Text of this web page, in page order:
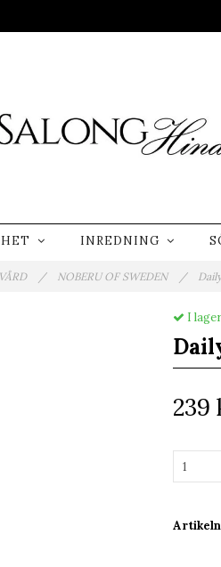
INREDNING
/ NOBERU OF SWEDEN /
I
239